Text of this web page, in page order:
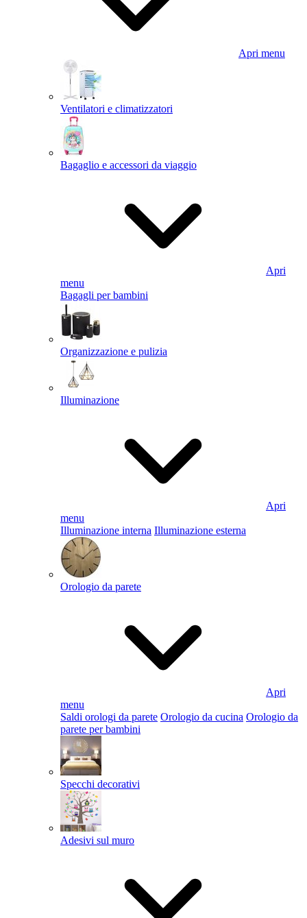
Apri menu
Ventilatori e climatizzatori
Bagaglio e accessori da viaggio
Apri
menu
Bagagli per bambini
Organizzazione e pulizia
Illuminazione
Apri
menu
Illuminazione interna Illuminazione esterna
Orologio da parete
Apri
menu
Saldi orologi da parete Orologio da cucina Orologio da
parete per bambini
Specchi decorativi
Adesivi sul muro